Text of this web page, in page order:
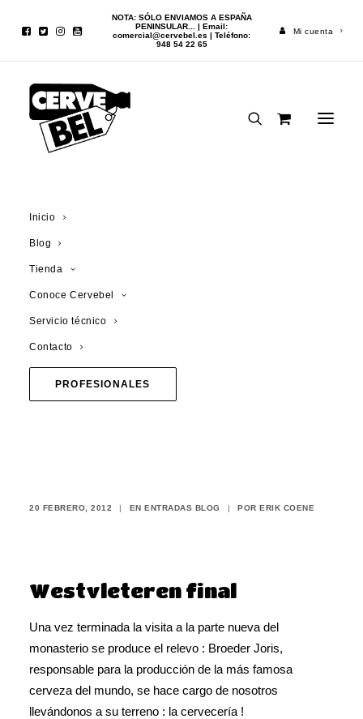
NOTA: SÓLO ENVIAMOS A ESPAÑA
PENINSULAR... | Email:
comercial@cervebel.es | Teléfono:
948 54 22 65
Mi cuenta
Inicio
Blog
Tienda
Conoce Cervebel
Servicio técnico
Contacto
PROFESIONALES
Visita a
20 FEBRERO, 2012 | EN ENTRADAS BLOG | POR ERIK COENE
Westvleteren final
Una vez terminada la visita a la parte nueva del
monasterio se produce el relevo : Broeder Joris,
responsable para la producción de la más famosa
cerveza del mundo, se hace cargo de nosotros
llevándonos a su terreno : la cervecería !